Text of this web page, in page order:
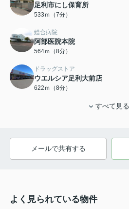
足利市にし保育所
533ｍ（7分）
総合病院
阿部医院本院
564ｍ（8分）
ドラッグストア
ウエルシア足利大前店
622ｍ（8分）
すべて見る
メールで共有する
よく見られている物件